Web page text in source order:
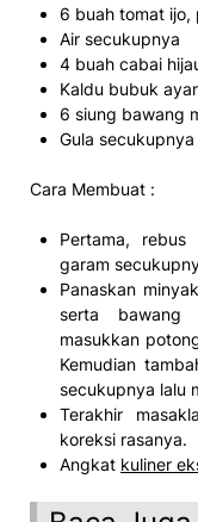
6 buah tomat ijo,
Air secukupnya
4 buah cabai
Kaldu bubuk
6 siung bawang
Gula secukupnya
Cara Membuat :
Pertama,
garam
Panaskan
serta bawang
masukkan
Kemudian
secukupnya lalu
Terakhir
koreksi rasanya.
Angkat kuliner